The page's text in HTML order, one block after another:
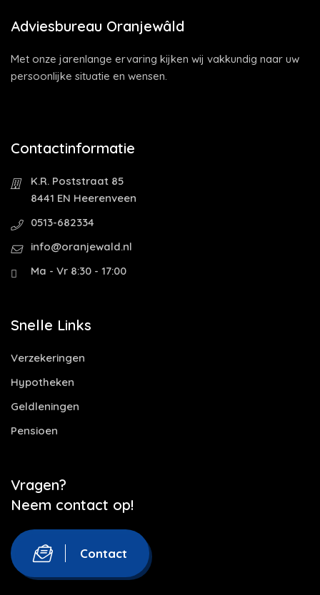
Adviesbureau Oranjewâld
Met onze jarenlange ervaring kijken wij vakkundig naar uw
persoonlijke situatie en wensen.
Contactinformatie
K.R. Poststraat 85
8441 EN Heerenveen
0513-682334
info@oranjewald.nl
Ma - Vr 8:30 - 17:00
Snelle Links
Verzekeringen
Hypotheken
Geldleningen
Pensioen
Vragen?
Neem contact op!
Contact